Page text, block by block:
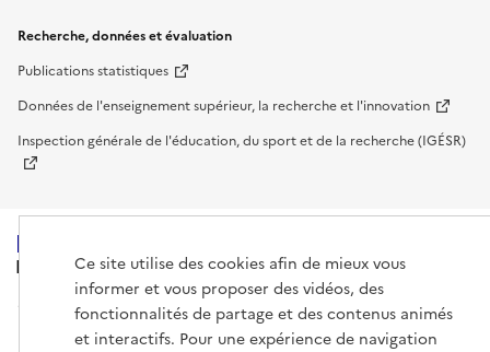
Recherche, données et évaluation
Publications statistiques
Données de l'enseignement supérieur, la recherche et l'innovation
Inspection générale de l'éducation, du sport et de la recherche (IGÉSR)
MINISTÈRE
DE L'ENSEIGNEMENT
SUPÉRIEUR,
DE LA RECHERCHE
ET DE L'ESPACE
Ce site utilise des cookies afin de mieux vous
informer et vous proposer des vidéos, des
fonctionnalités de partage et des contenus animés
et interactifs. Pour une expérience de navigation